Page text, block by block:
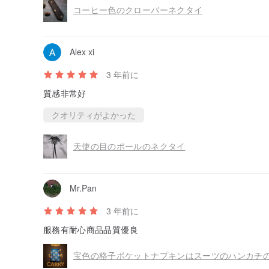
コーヒー色のクローバーネクタイ
Alex xi
3 年前に
質感非常好
クオリティがよかった
天使の目のポールのネクタイ
Mr.Pan
3 年前に
服務有耐心商品品質優良
宝色の格子ポケットナプキンはスーツのハンカチ